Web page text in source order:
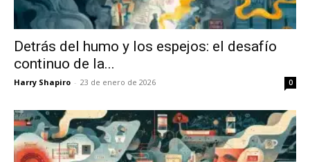
Detrás del humo y los espejos: el desafío
continuo de la...
Harry Shapiro - 23 de enero de 2026 0